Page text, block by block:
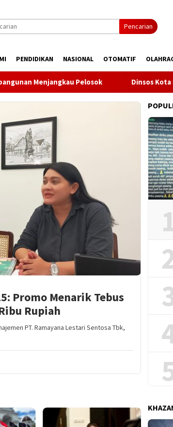
Pencarian
PENDIDIKAN NASIONAL OTOMATIF
Menjangkau Pelosok Dinsos Kota Palu
Promo Menarik Tebus
Rupiah
PT. Ramayana Lestari Sentosa Tbk,